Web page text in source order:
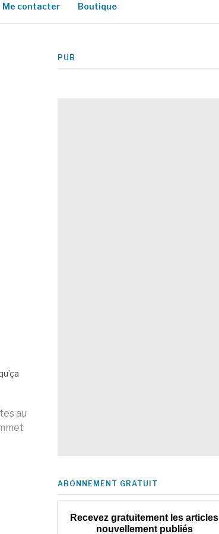
Me contacter Boutique
au
PUB
ABONNEMENT GRATUIT
Recevez gratuitement les articles
nouvellement publiés